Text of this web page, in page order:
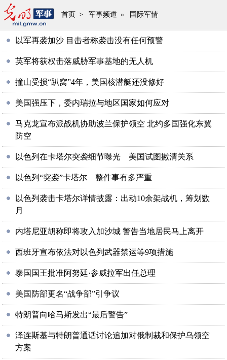
首页 > 军事频道 » 国际军情
以军再袭加沙 目击者称袭击没有任何预警
英军将获权击落威胁军事基地的无人机
撞山受损“趴窝”4年，美国核潜艇还没修好
美国强压下，委内瑞拉与地区国家如何应对
马克龙宣布派战机协助波兰保护领空 北约多国强化东翼
防空
以色列在卡塔尔突袭细节曝光 美国试图撇清关系
以色列“突袭”卡塔尔 整件事有多严重
以色列袭击卡塔尔详情披露：出动10余架战机，筹划数
月
内塔尼亚胡称即将攻入加沙城 警告当地居民马上离开
西班牙宣布依法对以色列武器禁运等9项措施
泰国国王批准阿努廷·参威拉军出任总理
美国防部更名“战争部”引争议
特朗普向哈马斯发出“最后警告”
泽连斯基与特朗普通话讨论追加对俄制裁和保护乌领空
方案